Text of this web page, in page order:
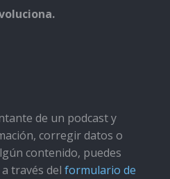
de un podcast y
corregir datos o
contenido, puedes
través del formulario de